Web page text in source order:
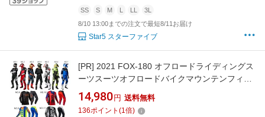
SS S M L LL
3L
8/10 13:00までの注文で最短8/11お届け
Star5 スターファイブ
[PR] 2021 FOX-180 オフロードライディングス
ーツスーツオフロードバイクマウンテンフィー
ルド競技スーツ上下セット
14,980 円 送料無料
136ポイント (1倍)